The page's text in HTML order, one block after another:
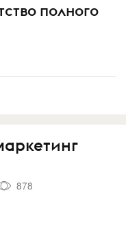
полного
878